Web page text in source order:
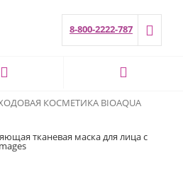
8-800-2222-787
КОСМЕТИКА BIOAQUA